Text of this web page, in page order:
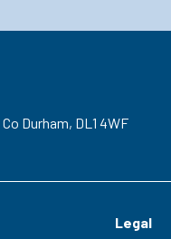
Co Durham, DL1 4WF
Legal